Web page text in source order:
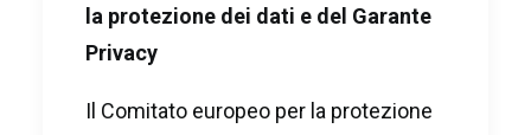
la protezione dei dati e del Garante
Privacy
Il Comitato europeo per la protezione